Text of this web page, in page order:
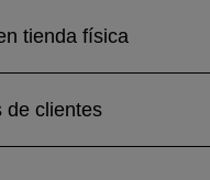
tienda física
de clientes